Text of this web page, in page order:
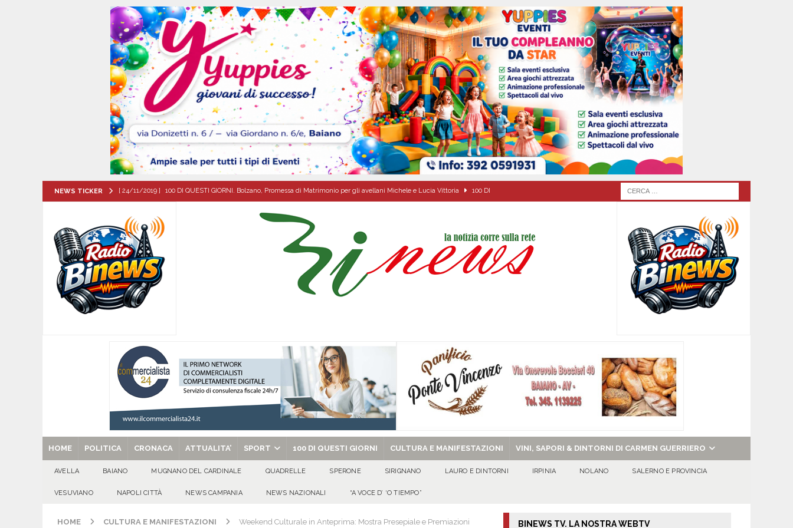
NEWS TICKER [ 24/11/2019 ] 100 DI QUESTI GIORNI. Bolzano, Promessa di Matrimonio per gli avellani Michele e Lucia Vittoria 100 DI
[ 08/08/2026 ] Nola. Controlli dei carabinieri alle agenzie funebri. Due attività chiuse e tre persone denunciate
[ 08/08/2026 ] Mercogliano, “ConversAzioni di Pace”: alla Villa Comunale un pomeriggio tra dialogo, poesia e condivisione
CULTURA E MANIFESTAZIONI
[ 08/08/2026 ] ‘O PRUVERBIO D’ ‘O JUORNO. Sabato 8 agosto 2026 EVIDENZA
[ 08/08/2026 ]
[ 29/08/2025 ] SANT’Oggi. Venerdì 29 agosto la chiesa celebra il Martirio di san Giovanni Battista e santa Sabina
HOME POLITICA CRONACA ATTUALITA’ SPORT 100 DI QUESTI GIORNI CULTURA E MANIFESTAZIONI VINI, SAPORI & DINTORNI DI CARMEN GUERRIERO
AVELLA BAIANO MUGNANO DEL CARDINALE QUADRELLE SPERONE SIRIGNANO LAURO E DINTORNI IRPINIA NOLANO SALERNO E PROVINCIA
VESUVIANO NAPOLI CITTÀ NEWS CAMPANIA NEWS NAZIONALI “A VOCE D’ ‘O TIEMPO”
HOME CULTURA E MANIFESTAZIONI Weekend Culturale in Anteprima: Mostra Presepiale e Premiazioni BINEWS TV. LA NOSTRA WEBTV